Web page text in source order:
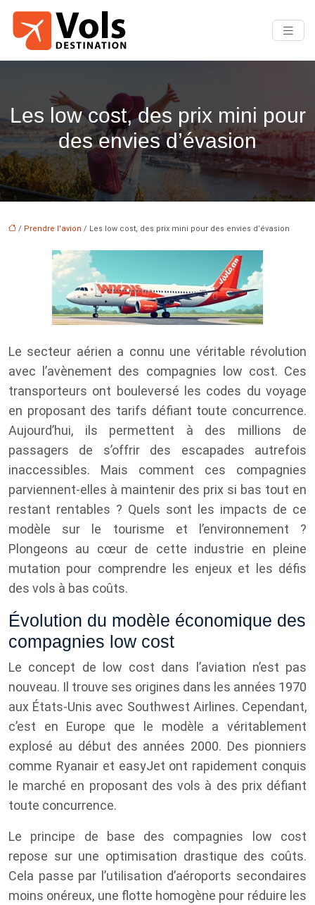
Les low cost, des prix mini pour
des envies d’évasion
/ Prendre l'avion / Les low cost, des prix mini pour des envies d’évasion
Le secteur aérien a connu une véritable révolution
avec l’avènement des compagnies low cost. Ces
transporteurs ont bouleversé les codes du voyage
en proposant des tarifs défiant toute concurrence.
Aujourd’hui, ils permettent à des millions de
passagers de s’offrir des escapades autrefois
inaccessibles. Mais comment ces compagnies
parviennent-elles à maintenir des prix si bas tout en
restant rentables ? Quels sont les impacts de ce
modèle sur le tourisme et l’environnement ?
Plongeons au cœur de cette industrie en pleine
mutation pour comprendre les enjeux et les défis
des vols à bas coûts.
Évolution du modèle économique des
compagnies low cost
Le concept de low cost dans l’aviation n’est pas
nouveau. Il trouve ses origines dans les années 1970
aux États-Unis avec Southwest Airlines. Cependant,
c’est en Europe que le modèle a véritablement
explosé au début des années 2000. Des pionniers
comme Ryanair et easyJet ont rapidement conquis
le marché en proposant des vols à des prix défiant
toute concurrence.
Le principe de base des compagnies low cost
repose sur une optimisation drastique des coûts.
Cela passe par l’utilisation d’aéroports secondaires
moins onéreux, une flotte homogène pour réduire les